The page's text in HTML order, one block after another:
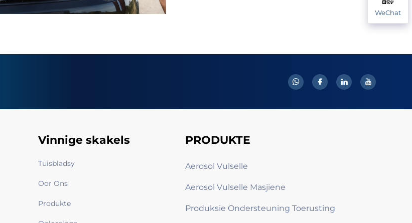
WeChat
Vinnige skakels
Tuisbladsy
Oor Ons
Produkte
PRODUKTE
Aerosol Vulselle
Aerosol Vulselle Masjiene
Produksie Ondersteuning Toerusting